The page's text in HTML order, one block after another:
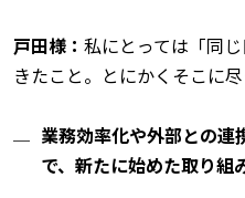
戸田様： 私にとっては「同
きたこと。とにかくそこに尽
業務効率化や外部との連
で、新たに始めた取り組